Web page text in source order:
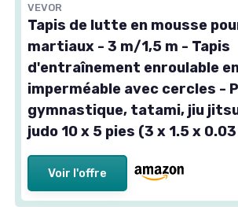
VEVOR
Tapis de lutte en mousse
martiaux - 3 m/1,5 m - Tapis
d'entraînement enroulable en
imperméable avec cercles -
gymnastique, tatami, jiu
judo 10 x 5 pies (3 x 1.5 x
Voir l'offre